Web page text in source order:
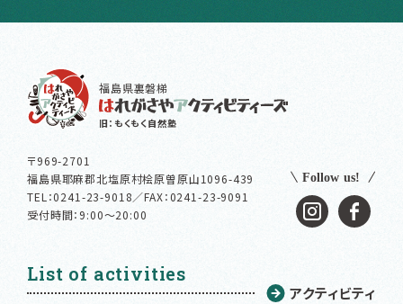
福島県裏磐梯
旧：もくもく自然塾
〒969-2701
福島県耶麻郡北塩原村桧原曽原山1096-439
TEL：0241-23-9018／FAX：0241-23-9091
受付時間：9:00～20:00
List of activities
アクティビティ